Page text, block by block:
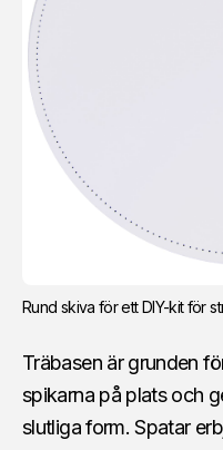
Rund skiva för ett DIY-kit för
Träbasen är grunden
spikarna på plats och
slutliga form. Spatar